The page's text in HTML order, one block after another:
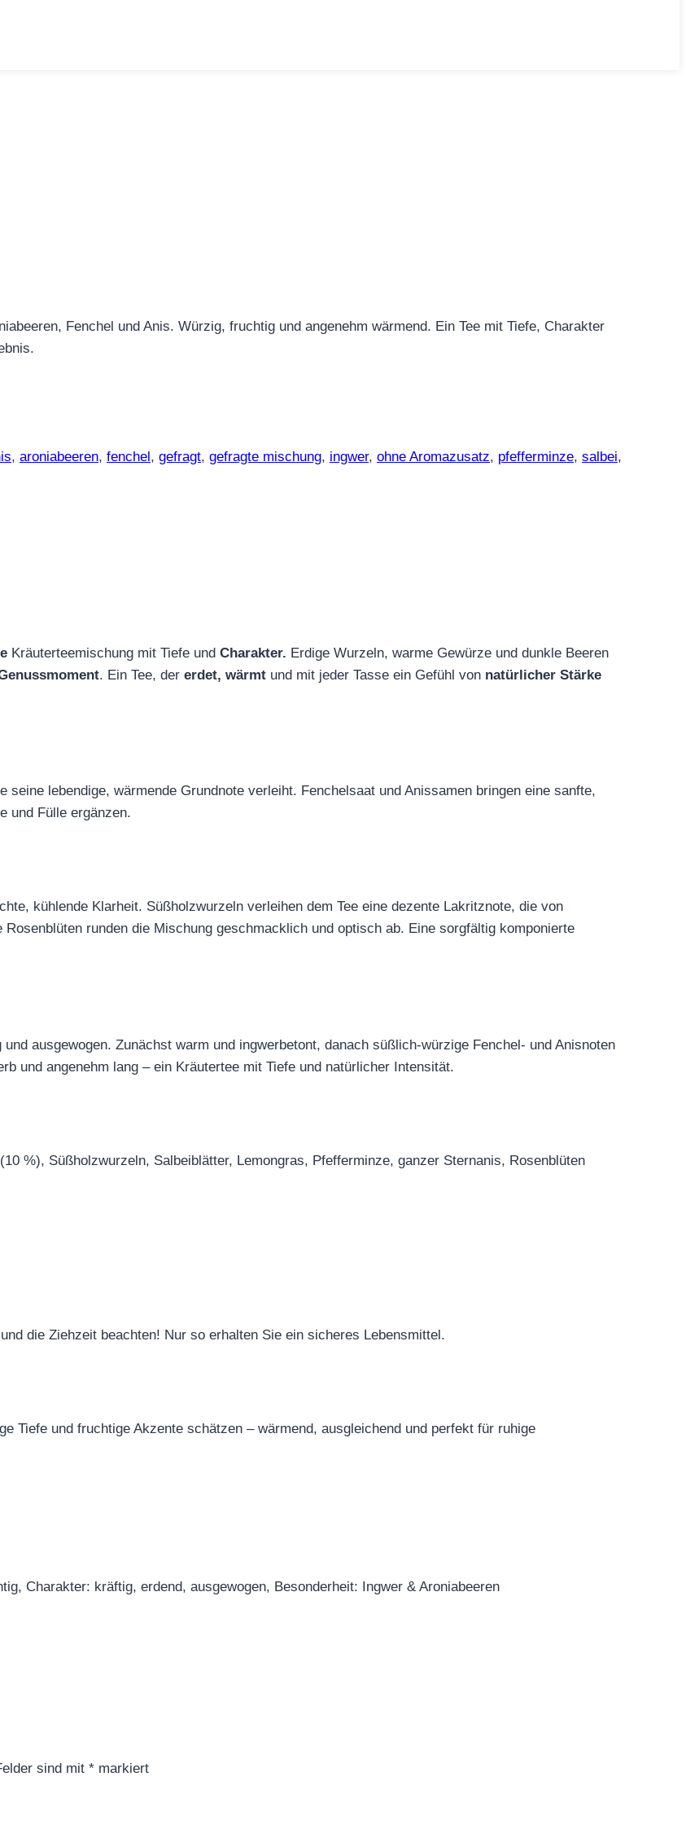
Fenchel und Anis. Würzig, fruchtig und angenehm wärmend. Ein Tee mit Tiefe, Charakter
, aroniabeeren, fenchel, gefragt, gefragte mischung, ingwer, ohne Aromazusatz, pfefferminze, salbei,
Kräuterteemischung mit Tiefe und Charakter. Erdige Wurzeln, warme Gewürze und dunkle Beeren
. Ein Tee, der erdet, wärmt und mit jeder Tasse ein Gefühl von natürlicher Stärke
lebendige, wärmende Grundnote verleiht. Fenchelsaat und Anissamen bringen eine sanfte,
und Fülle ergänzen.
kühlende Klarheit. Süßholzwurzeln verleihen dem Tee eine dezente Lakritznote, die von
runden die Mischung geschmacklich und optisch ab. Eine sorgfältig komponierte
ausgewogen. Zunächst warm und ingwerbetont, danach süßlich-würzige Fenchel- und Anisnoten
und angenehm lang – ein Kräutertee mit Tiefe und natürlicher Intensität.
%), Süßholzwurzeln, Salbeiblätter, Lemongras, Pfefferminze, ganzer Sternanis, Rosenblüten
die Ziehzeit beachten! Nur so erhalten Sie ein sicheres Lebensmittel.
Tiefe und fruchtige Akzente schätzen – wärmend, ausgleichend und perfekt für ruhige
Charakter: kräftig, erdend, ausgewogen, Besonderheit: Ingwer & Aroniabeeren
sind mit * markiert